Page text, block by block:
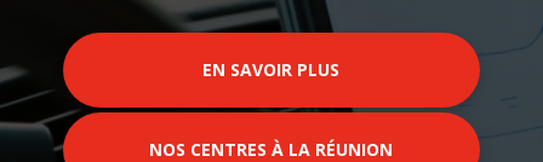
EN SAVOIR PLUS
NOS CENTRES À LA RÉUNION